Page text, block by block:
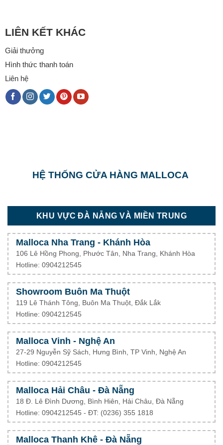
LIÊN KẾT KHÁC
Giải thưởng
Hình thức thanh toán
Liên hệ
HỆ THỐNG CỬA HÀNG MALLOCA
KHU VỰC ĐÀ NẴNG VÀ MIỀN TRUNG
Malloca Nha Trang - Khánh Hòa
106 Lê Hồng Phong, Phước Tân, Nha Trang, Khánh Hòa
Hotline: 0904212545
Showroom Buôn Ma Thuột
119 Lê Thánh Tông, Buôn Ma Thuột, Đắk Lắk
Hotline: 0904212545
Malloca Vinh - Nghệ An
27-29 Nguyễn Sỹ Sách, Hưng Bình, TP Vinh, Nghệ An
Hotline: 0904212545
Malloca Hải Châu - Đà Nẵng
18 Đ. Lê Đình Dương, Bình Hiên, Hải Châu, Đà Nẵng
Hotline: 0904212545 - ĐT: (0236) 355 1818
Malloca Thanh Khê - Đà Nẵng